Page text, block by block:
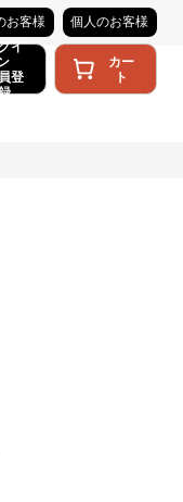
お客様
個人のお客様
イ
登
カー
ト